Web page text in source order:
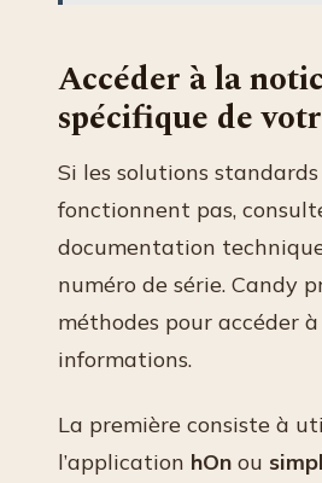
Accéder à la
spécifique de
Si les solutions
fonctionnent pas,
documentation
numéro de série. Candy
méthodes pour accéder à
informations.
La première consiste à
l’application hOn ou